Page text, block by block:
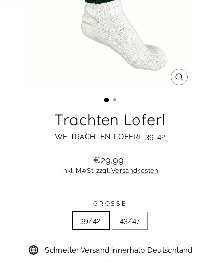
Trachten Loferl
WE-TRACHTEN-LOFERL-39-42
Normaler
Preis
€29,99
inkl. MwSt. zzgl. Versandkosten
GRÖSSE
39/42 43/47
Schneller Versand innerhalb Deutschland